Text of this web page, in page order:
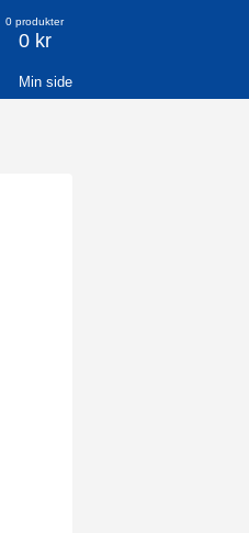
0 produkter
0 kr
Min side